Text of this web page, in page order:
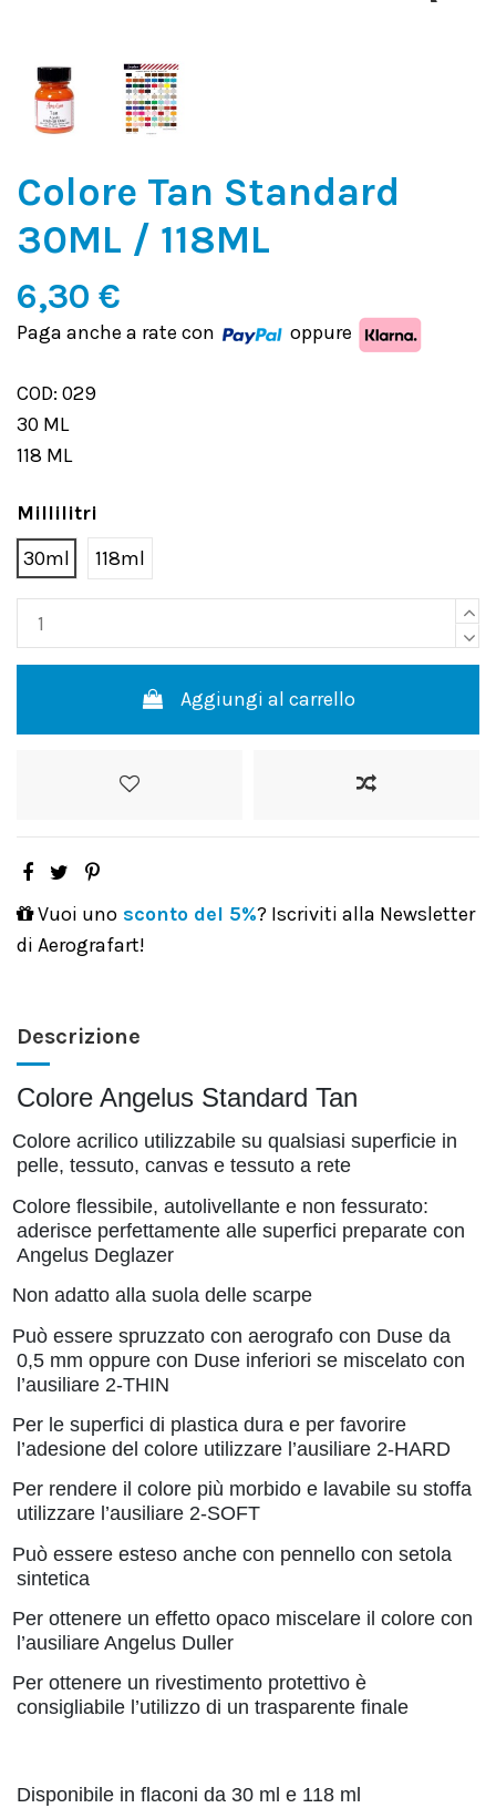
Colore Tan Standard
30ML / 118ML
6,30 €
Paga anche a rate con oppure
COD: 029
30 ML
118 ML
Millilitri
30ml
118ml
Aggiungi al carrello
Vuoi uno sconto del 5%? Iscriviti alla Newsletter
di Aerografart!
Descrizione
Colore Angelus Standard Tan
Colore acrilico utilizzabile su qualsiasi superficie in
pelle, tessuto, canvas e tessuto a rete
Colore flessibile, autolivellante e non fessurato:
aderisce perfettamente alle superfici preparate con
Angelus Deglazer
Non adatto alla suola delle scarpe
Può essere spruzzato con aerografo con Duse da
0,5 mm oppure con Duse inferiori se miscelato con
l’ausiliare 2-THIN
Per le superfici di plastica dura e per favorire
l’adesione del colore utilizzare l’ausiliare 2-HARD
Per rendere il colore più morbido e lavabile su stoffa
utilizzare l’ausiliare 2-SOFT
Può essere esteso anche con pennello con setola
sintetica
Per ottenere un effetto opaco miscelare il colore con
l’ausiliare Angelus Duller
Per ottenere un rivestimento protettivo è
consigliabile l’utilizzo di un trasparente finale
Disponibile in flaconi da 30 ml e 118 ml